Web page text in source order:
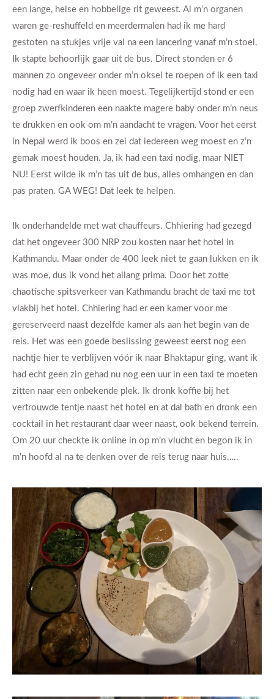
een lange, helse en hobbelige rit geweest. Al m’n organen
waren ge-reshuffeld en meerdermalen had ik me hard
gestoten na stukjes vrije val na een lancering vanaf m’n stoel.
Ik stapte behoorlijk gaar uit de bus. Direct stonden er 6
mannen zo ongeveer onder m’n oksel te roepen of ik een taxi
nodig had en waar ik heen moest. Tegelijkertijd stond er een
groep zwerfkinderen een naakte magere baby onder m’n neus
te drukken en ook om m’n aandacht te vragen. Voor het eerst
in Nepal werd ik boos en zei dat iedereen weg moest en z’n
gemak moest houden. Ja, ik had een taxi nodig, maar NIET
NU! Eerst wilde ik m’n tas uit de bus, alles omhangen en dan
pas praten. GA WEG! Dat leek te helpen.
Ik onderhandelde met wat chauffeurs. Chhiering had gezegd
dat het ongeveer 300 NRP zou kosten naar het hotel in
Kathmandu. Maar onder de 400 leek niet te gaan lukken en ik
was moe, dus ik vond het allang prima. Door het zotte
chaotische spitsverkeer van Kathmandu bracht de taxi me tot
vlakbij het hotel. Chhiering had er een kamer voor me
gereserveerd naast dezelfde kamer als aan het begin van de
reis. Het was een goede beslissing geweest eerst nog een
nachtje hier te verblijven vóór ik naar Bhaktapur ging, want ik
had echt geen zin gehad nu nog een uur in een taxi te moeten
zitten naar een onbekende plek. Ik dronk koffie bij het
vertrouwde tentje naast het hotel en at dal bath en dronk een
cocktail in het restaurant daar weer naast, ook bekend terrein.
Om 20 uur checkte ik online in op m’n vlucht en begon ik in
m’n hoofd al na te denken over de reis terug naar huis…..